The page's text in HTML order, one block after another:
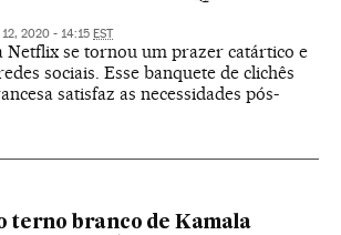
12, 2020 - 14:15 EST
Netflix se tornou um prazer catártico e
sociais. Esse banquete de clichês
satisfaz as necessidades pós-
terno branco de Kamala